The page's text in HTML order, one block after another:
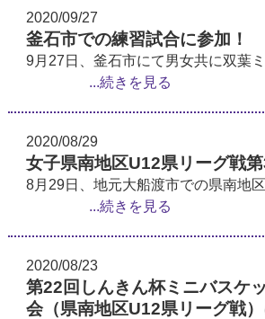
2020/09/27
釜石市での練習試合に参加！
9月27日、釜石市にて男女共に双葉
...続きを見る
2020/08/29
女子県南地区U12県リーグ戦第
8月29日、地元大船渡市での県南地
...続きを見る
2020/08/23
第22回しんきん杯ミニバスケ
会（県南地区U12県リーグ戦）